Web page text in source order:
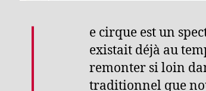
L
e cirque est un
existait déjà au
remonter si loin
traditionnel que